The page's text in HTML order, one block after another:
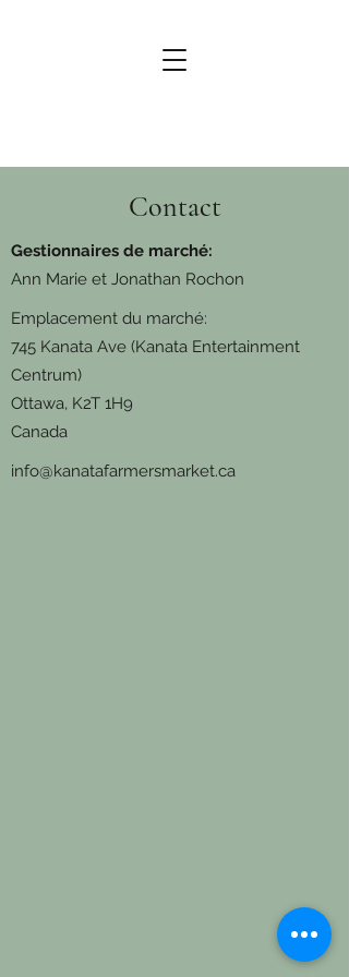
Contact
Gestionnaires de marché:
Ann Marie et Jonathan Rochon
Emplacement du marché:
745 Kanata Ave (Kanata Entertainment
Centrum)
Ottawa, K2T 1H9
Canada
info@kanatafarmersmarket.ca